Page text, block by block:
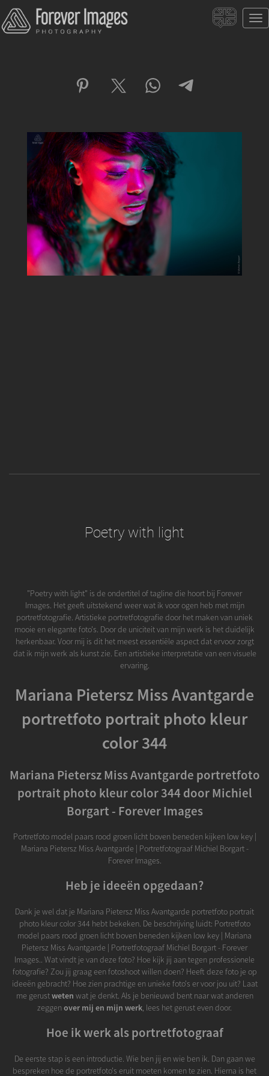
Poetry with light
"Poetry with light" is de ondertitel of tagline die hoort bij Forever
Images. Het geeft uitstekend weer wat ik voor ogen heb met mijn
portretfotografie. Artistieke portretfotografie door het maken van uniek
mooie en elegante foto's. Door de uniciteit van mijn werk is het duidelijk
herkenbaar. Voor mij is dit het meest essentiële aspect dat ervoor zorgt
dat ik mijn werk als kunst zie. Een artistieke interpretatie van een visuele
ervaring.
Mariana Pietersz Miss Avantgarde
portretfoto portrait photo kleur
color 344
Mariana Pietersz Miss Avantgarde portretfoto
portrait photo kleur color 344 door Michiel
Borgart - Forever Images
Portretfoto model paars rood groen licht boven beneden kijken low key |
Mariana Pietersz Miss Avantgarde | Portretfotograaf Michiel Borgart -
Forever Images.
Heb je ideeën opgedaan?
Dank je wel dat je Mariana Pietersz Miss Avantgarde portretfoto portrait
photo kleur color 344 hebt bekeken. De beschrijving luidt: Portretfoto
model paars rood groen licht boven beneden kijken low key | Mariana
Pietersz Miss Avantgarde | Portretfotograaf Michiel Borgart - Forever
Images.. Wat vindt je van deze foto? Hoe kijk jij aan tegen professionele
fotografie? Zou jij graag een fotoshoot willen doen? Heeft deze foto je op
ideeën gebracht? Hoe zien prachtige en unieke foto's er voor jou uit? Laat
me gerustweten wat je denkt. Als je benieuwd bent naar wat anderen
zeggenover mij en mijn werk, lees het gerust even door.
Hoe ik werk als portretfotograaf
De eerste stap is een introductie. Wie ben jij en wie ben ik. Dan gaan we
bespreken hoe de portretfoto's eruit moeten komen te zien. Hierna is het